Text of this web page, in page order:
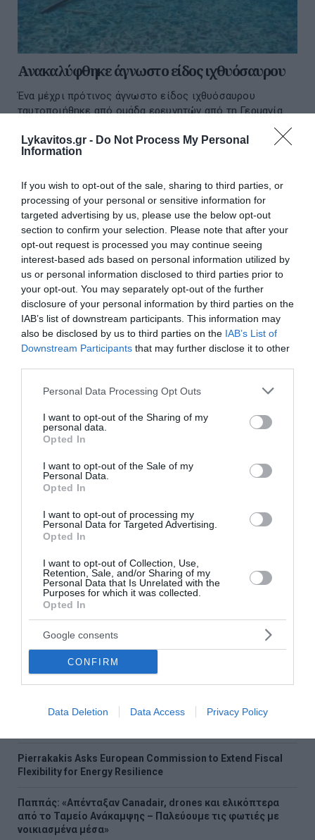
Lykavitos.gr - Do Not Process My Personal
Information
If you wish to opt-out of the sale, sharing to third parties, or
processing of your personal or sensitive information for
targeted advertising by us, please use the below opt-out
section to confirm your selection. Please note that after your
opt-out request is processed you may continue seeing
interest-based ads based on personal information utilized by
us or personal information disclosed to third parties prior to
your opt-out. You may separately opt-out of the further
disclosure of your personal information by third parties on the
IAB’s list of downstream participants. This information may
also be disclosed by us to third parties on the IAB’s List of
Downstream Participants that may further disclose it to other
Please note that this website/app uses one or more Google
not limited to your visit or usage behaviour. You may click to
grant or deny consent to Google and its third-party tags to
use your data for below specified purposes in below Google
consent section.
Personal Data Processing Opt Outs
I want to opt-out of the Sharing of my
personal data.
Opted In
I want to opt-out of the Sale of my
Personal Data.
Opted In
I want to opt-out of processing my
Personal Data for Targeted Advertising.
Opted In
I want to opt-out of Collection, Use,
Retention, Sale, and/or Sharing of my
Personal Data that Is Unrelated with the
Purposes for which it was collected.
Opted In
Google consents
CONFIRM
Data Deletion Data Access Privacy Policy
Ανακαλύφθηκε άγνωστο είδος ιχθυόσαυρου
Ένα μέχρι πρότινος άγνωστο είδος ιχθυόσαυρου
ταυτοποιήθηκε από ομάδα ερευνητών από τη Γερμανία
και την Ελβετία. Η ανακάλυψη βασίζεται σε απολιθώματα
π...
Στις… Άλπεις ζούσε ο βασιλιάς των
ιχθυόσαυρων (εικόνα)
έκαναν την εμφάνιση τους πριν από περίπου 250
εκατομμύρια έτη πριν την εμφάνιση των δεινοσαύρων.
30 Απριλίου 2022
Ροή ειδήσεων
Το νέο όφελος του καφέ που αποκαλύπτει διεθνής
μελέτη
ελληνική σημαία κατασκευάζεται στον Καναδά
€18.990 € και 8 χρόνια εργοστασιακή εγγύηση.
Aegean: Νέο ρεκόρ με πάνω από 2 εκατ. επιβάτες τον
Pierrakakis Asks European Commission to Extend Fiscal
Flexibility for Energy Resilience
Παππάς: «Απένταξαν Canadair, drones και ελικόπτερα
από το Ταμείο Ανάκαμψης – Παλεύουμε τις φωτιές με
νοικιασμένα μέσα»